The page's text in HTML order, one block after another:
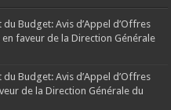
Budget: Avis d’Appel d’Offres
faveur de la Direction Générale
Budget: Avis d’Appel d’Offres
de la Direction Générale du